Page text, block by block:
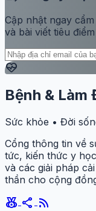
Cập nhật ngay
và bài viết tiêu
ecg_heart
Bệnh & Làm
Sức khỏe • Đời
Cổng thông tin về
tức, kiến thức y
và các giải pháp
thần cho cộng
social_leaderboard share rss_feed